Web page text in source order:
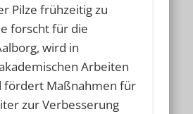
Pilze frühzeitig zu
forscht für die
wird in
Arbeiten
fördert Maßnahmen für
zur Verbesserung